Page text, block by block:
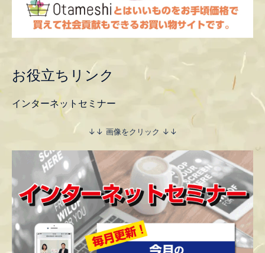
お役立ちリンク
インターネットセミナー
↓↓ 画像をクリック ↓↓